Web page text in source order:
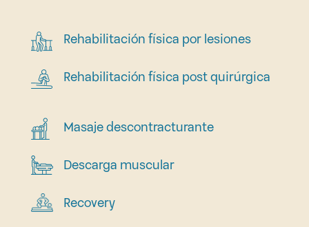
Rehabilitación física por lesiones
Rehabilitación física post quirúrgica
Masaje descontracturante
Descarga muscular
Recovery